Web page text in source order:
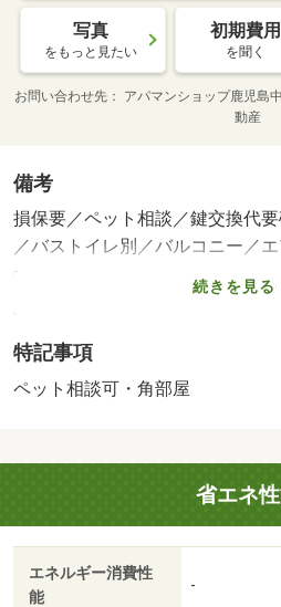
写真
をもっと見たい
初期費用
を聞く
お問い合わせ先
アパマンショップ鹿児島
動産
備考
損保要／ペット相談／鍵交換代
／バストイレ別／バルコニー／
ローリング／シャワー付洗面台
トロック／室内洗濯置／角住戸
／２沿線利用可／ＣＳ／２駅利用
ＢＳ／敷金・礼金不要／鹿児島
ンビニ）まで５８９ｍ／セブン
９１３ｍ／（株）鹿児島銀行／
３ｍ
続きを見る
特記事項
ペット相談可・角部屋
省エネ
エネルギー消費性
能
-